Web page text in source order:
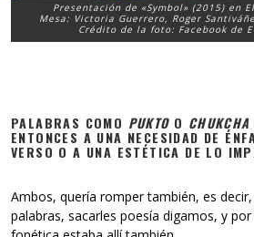
Presentación de «Symbol» (2015) en
Mesa: Victoria Guerrero, Roger
Crédito de la foto: Facebook de
PALABRAS COMO PUKTOO CHUKCHA
ENTONCES A UNA NECESIDAD DE
VERSO O A UNA ESTÉTICA DE LO
Ambos, quería romper también, es
palabras, sacarles poesía digamos, y